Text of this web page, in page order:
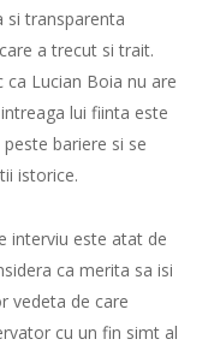
si transparenta
a trecut si trait.
ca Lucian Boia nu are
lui fiinta este
bariere si se
istorice.
interviu este atat de
ca merita sa isi
vedeta de care
cu un fin simt al